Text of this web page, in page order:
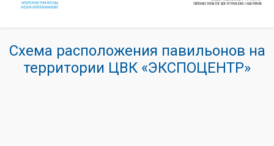
Схема расположения павильонов на
территории ЦВК «ЭКСПОЦЕНТР»